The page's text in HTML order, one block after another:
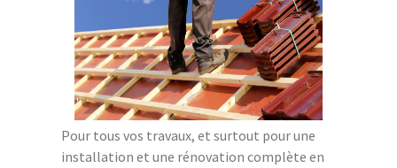
Pour tous vos travaux, et surtout pour une
installation et une rénovation complète en